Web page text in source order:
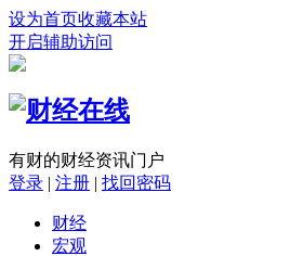
设为首页收藏本站
开启辅助访问
有财的财经资讯门户
登录 | 注册 | 找回密码
财经
宏观